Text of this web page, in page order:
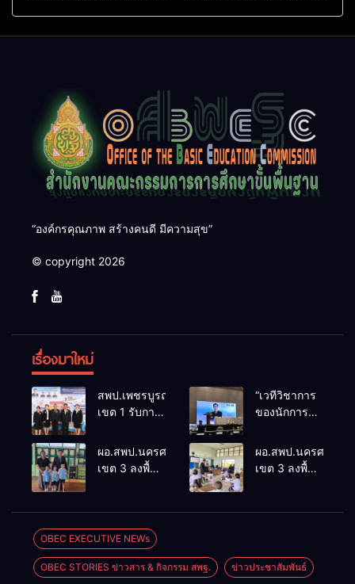
“องค์กรคุณภาพ สร้างคนดี มีความสุข”
© copyright 2026
เรื่องมาใหม่
สพป.เพชรบูรณ์
เขต 1 รับการ
ประเมินผล
เชิงประจักษ์
ต้นแบบ”
ระดับประเทศ
รุ่นที่ 3 ประจำ
ปีงบประมาณ
พ.ศ. 2569
“เวทีวิชาการ
ของนักการ
ThaiCER
International
Research
(ThaiCER)
ผอ.สพป.นครศรีธรรมราช
เขต 3 ลงพื้นที่
ปากพนัง
ผอ.สพป.นครศรีธรร
เขต 3 ลงพื้นที่
OBEC EXECUTIVE NEWs
OBEC STORIES ข่าวสาร & กิจกรรม สพฐ. ข่าวประชาสัมพันธ์